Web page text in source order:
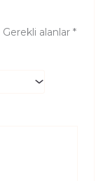
Gerekli alanlar *